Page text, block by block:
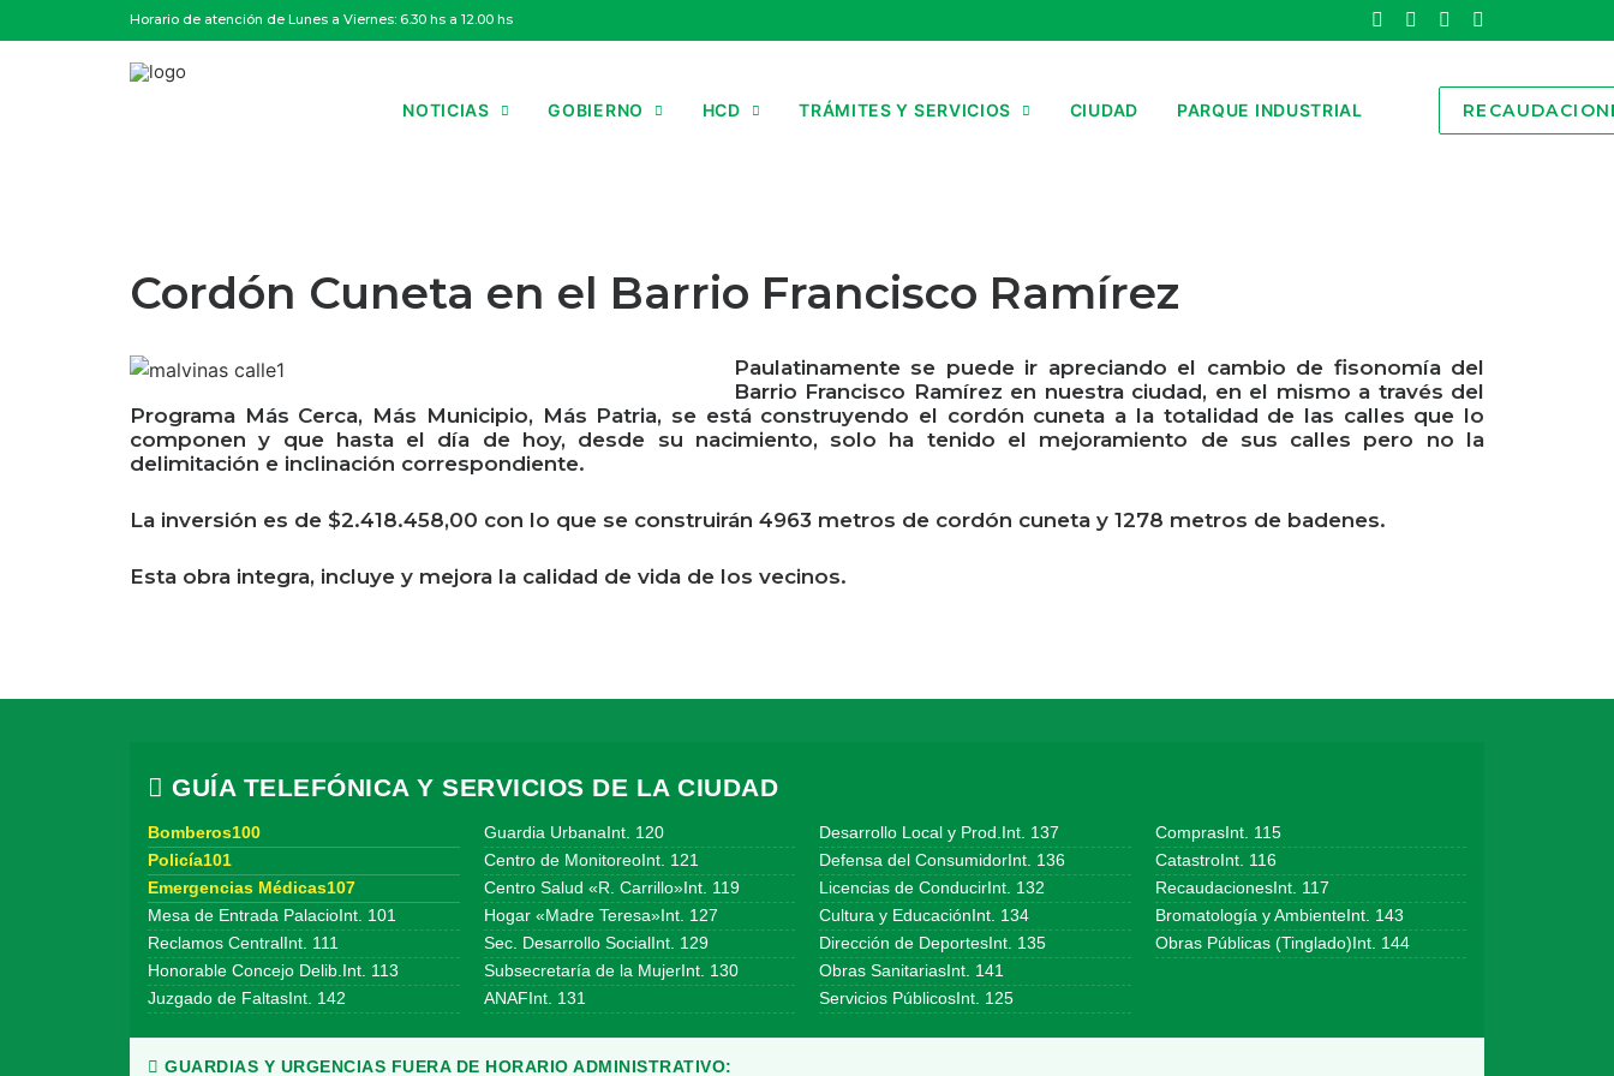
Horario de atención de Lunes a Viernes: 6.30 hs a 12.00 hs
NOTICIAS GOBIERNO HCD TRÁMITES Y SERVICIOS CIUDAD PARQUE INDUSTRIAL
Cordón Cuneta en el Barrio Francisco Ramírez
Paulatinamente se puede ir apreciando el cambio de fisonomía del
Barrio Francisco Ramírez en nuestra ciudad, en el mismo a través del
Programa Más Cerca, Más Municipio, Más Patria, se está construyendo el cordón cuneta a la totalidad de las calles que lo
componen y que hasta el día de hoy, desde su nacimiento, solo ha tenido el mejoramiento de sus calles pero no la
delimitación e inclinación correspondiente.
La inversión es de $2.418.458,00 con lo que se construirán 4963 metros de cordón cuneta y 1278 metros de badenes.
Esta obra integra, incluye y mejora la calidad de vida de los vecinos.
GUÍA TELEFÓNICA Y SERVICIOS DE LA CIUDAD
Bomberos100
Policía101
Emergencias Médicas107
Mesa de Entrada PalacioInt. 101
Reclamos CentralInt. 111
Honorable Concejo Delib.Int. 113
Juzgado de FaltasInt. 142
Guardia UrbanaInt. 120
Centro de MonitoreoInt. 121
Centro Salud «R. Carrillo»Int. 119
Hogar «Madre Teresa»Int. 127
Sec. Desarrollo SocialInt. 129
Subsecretaría de la MujerInt. 130
ANAFInt. 131
Desarrollo Local y Prod.Int. 137
Defensa del ConsumidorInt. 136
Licencias de ConducirInt. 132
Cultura y EducaciónInt. 134
Dirección de DeportesInt. 135
Obras SanitariasInt. 141
Servicios PúblicosInt. 125
ComprasInt. 115
CatastroInt. 116
RecaudacionesInt. 117
Bromatología y AmbienteInt. 143
Obras Públicas (Tinglado)Int. 144
GUARDIAS Y URGENCIAS FUERA DE HORARIO ADMINISTRATIVO: